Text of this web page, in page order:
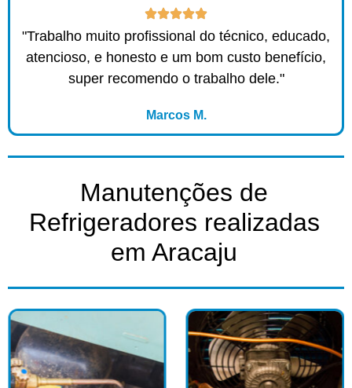
"Trabalho muito profissional do técnico, educado,
atencioso, e honesto e um bom custo benefício,
super recomendo o trabalho dele."
Marcos M.
Manutenções de
Refrigeradores realizadas
em Aracaju